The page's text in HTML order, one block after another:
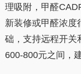
理吸附，甲醛
新装修或甲醛浓度
础，支持远程开关
600-800元之间，